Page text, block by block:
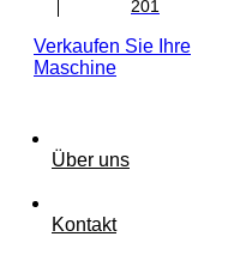
201
Verkaufen Sie Ihre
Maschine
Über uns
Kontakt